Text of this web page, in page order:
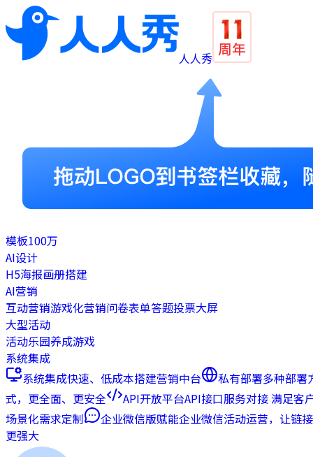
人人秀
模板100万
AI设计
H5海报画册搭建
AI营销
互动营销游戏化营销问卷表单答题投票大屏
大型活动
活动乐园养成游戏
系统集成
系统集成快速、低成本搭建营销中台 私有部署多种部署
式，更全面、更安全
API开放平台API接口服务对接 满足客
场景化需求定制
企业微信版赋能企业微信活动运营，让链接
更强大